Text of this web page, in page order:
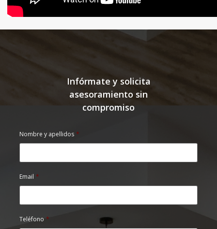
Infórmate y solicita
asesoramiento sin
compromiso
Nombre y apellidos *
Email *
Teléfono *